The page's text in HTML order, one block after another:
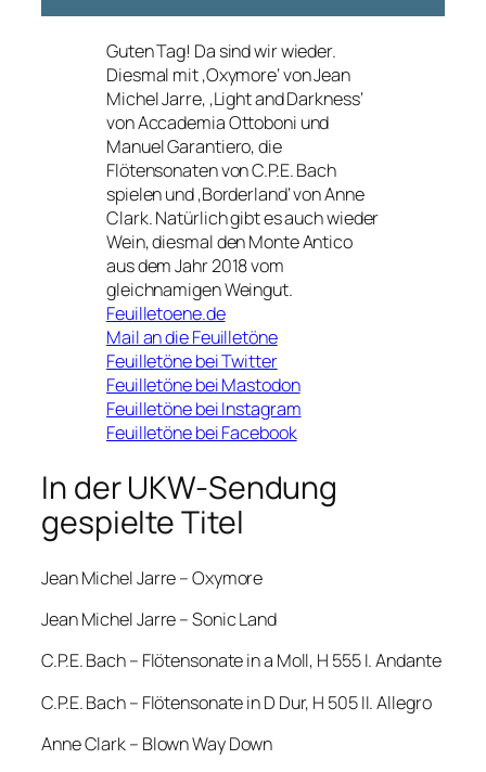
Guten Tag! Da sind wir wieder.
Diesmal mit ‚Oxymore‘ von Jean
Michel Jarre, ‚Light and Darkness‘
von Accademia Ottoboni und
Manuel Garantiero, die
Flötensonaten von C.P.E. Bach
spielen und ‚Borderland‘ von Anne
Clark. Natürlich gibt es auch wieder
Wein, diesmal den Monte Antico
aus dem Jahr 2018 vom
gleichnamigen Weingut.
Feuilletoene.de
Mail an die Feuilletöne
Feuilletöne bei Twitter
Feuilletöne bei Mastodon
Feuilletöne bei Instagram
Feuilletöne bei Facebook
In der UKW-Sendung
gespielte Titel
Jean Michel Jarre – Oxymore
Jean Michel Jarre – Sonic Land
C.P.E. Bach – Flötensonate in a Moll, H 555 I. Andante
C.P.E. Bach – Flötensonate in D Dur, H 505 II. Allegro
Anne Clark – Blown Way Down